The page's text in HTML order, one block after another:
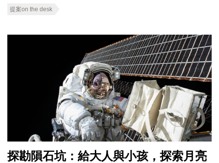
提案on the desk
探勘隕石坑：給大人與小孩，探索月亮